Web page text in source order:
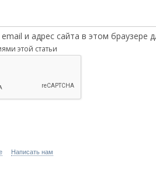
и адрес сайта в этом браузере
этой статьи
Написать нам